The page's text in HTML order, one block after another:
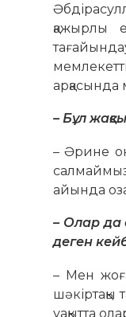
қажырлы
арқасында
– Бұл
– Әрине
айында
– Олар да
деген
– Мен
шәкіртақы
уақытта